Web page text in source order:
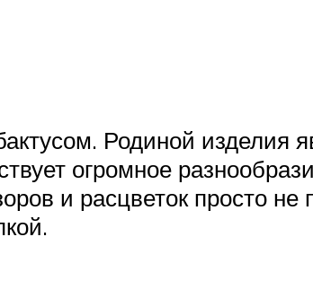
Родиной изделия
огромное
и расцветок просто